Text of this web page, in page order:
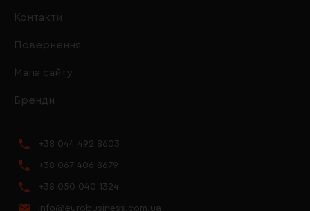
Контакти
Повернення
Мапа сайту
Бренди
+38 044 492 8603
+38 067 406 8679
+38 050 040 1324
info@eurobusiness.com.ua